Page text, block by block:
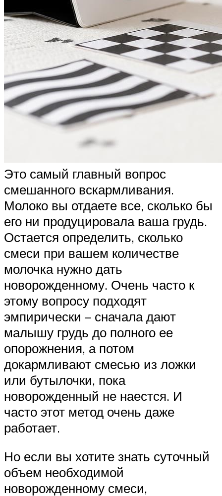
Это самый главный вопрос
смешанного вскармливания.
Молоко вы отдаете все, сколько бы
его ни продуцировала ваша грудь.
Остается определить, сколько
смеси при вашем количестве
молочка нужно дать
новорожденному. Очень часто к
этому вопросу подходят
эмпирически – сначала дают
малышу грудь до полного ее
опорожнения, а потом
докармливают смесью из ложки
или бутылочки, пока
новорожденный не наестся. И
часто этот метод очень даже
работает.
Но если вы хотите знать суточный
объем необходимой
новорожденному смеси,